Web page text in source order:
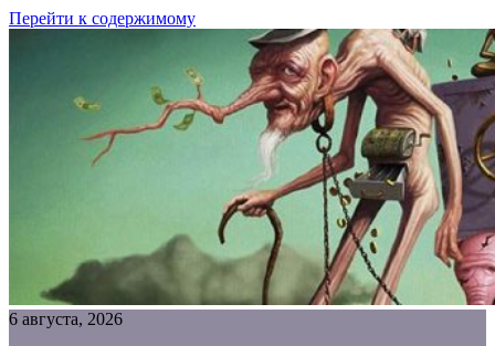
Перейти к содержимому
6 августа, 2026